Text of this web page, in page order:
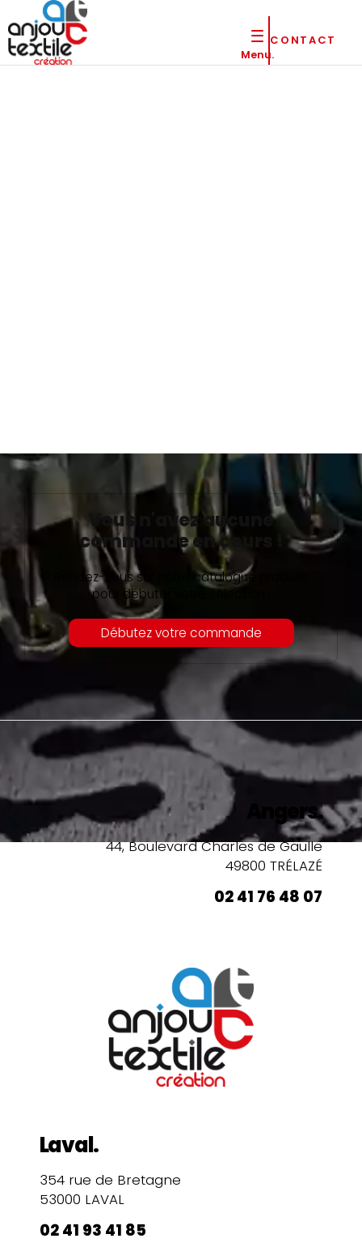
Menu.
CONTACT
Vous n'avez aucune
commande en cours !
Rendez-vous sur notre catalogue produits
pour débuter votre sélection !
Débutez votre commande
Angers.
44, Boulevard Charles de Gaulle
49800 TRÉLAZÉ
02 41 76 48 07
Laval.
354 rue de Bretagne
53000 LAVAL
02 41 93 41 85